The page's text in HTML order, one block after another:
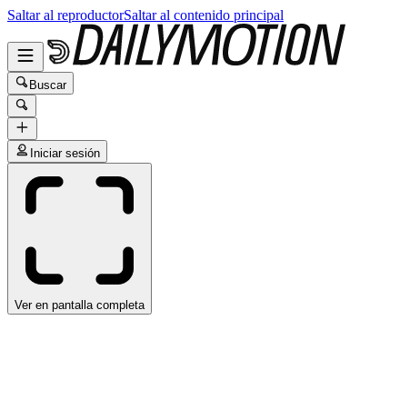
Saltar al reproductorSaltar al contenido principal
Buscar
Iniciar sesión
Ver en pantalla completa